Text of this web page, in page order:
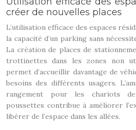
créer de nouvelles places
L’utilisation efficace des espaces
la capacité d’un parking sans
La création de places de
trottinettes dans les zones non
permet d’accueillir davantage de
besoins des différents usagers.
rangement pour les chariots
poussettes contribue à améliorer
libérer de l’espace dans les allées.